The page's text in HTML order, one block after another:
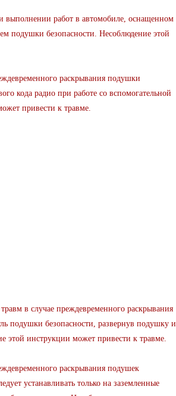
работ в автомобиле, оснащенном
подушки безопасности. Несоблюдение этой
раскрывания подушки
кода радио при работе со вспомогательной
привести к травме.
в случае преждевременного раскрывания
подушки безопасности, развернув подушку и
этой инструкции может привести к травме.
раскрывания подушек
устанавливать только на заземленные